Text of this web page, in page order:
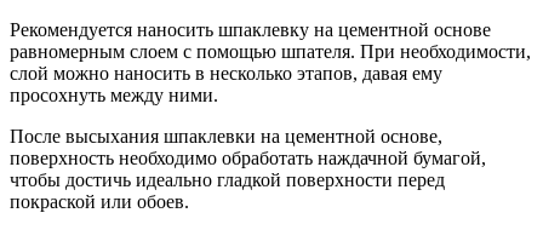
Рекомендуется наносить шпаклевку на цементной основе
равномерным слоем с помощью шпателя. При необходимости,
слой можно наносить в несколько этапов, давая ему
просохнуть между ними.
После высыхания шпаклевки на цементной основе,
поверхность необходимо обработать наждачной бумагой,
чтобы достичь идеально гладкой поверхности перед
покраской или обоев.